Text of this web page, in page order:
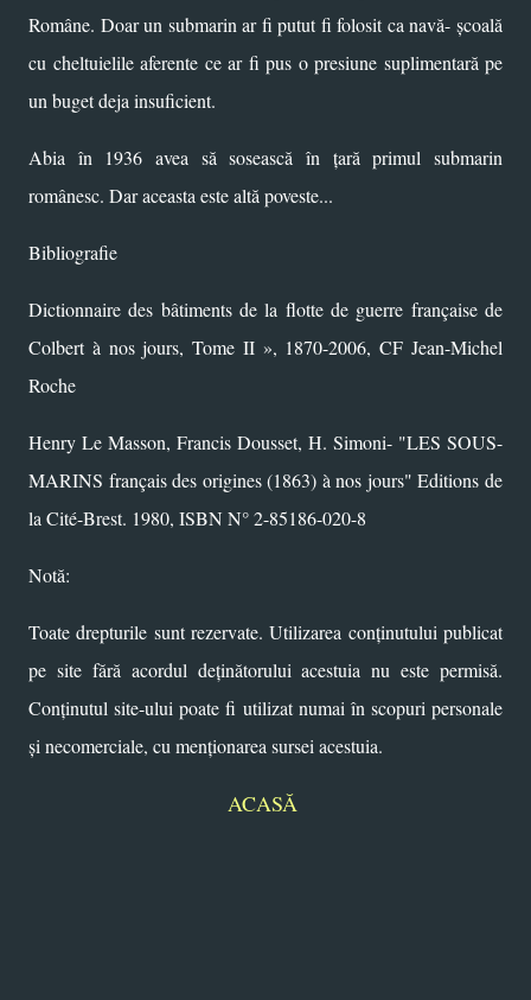
Române. Doar un submarin ar fi putut fi folosit ca navă- școală
cu cheltuielile aferente ce ar fi pus o presiune suplimentară pe
un buget deja insuficient.
Abia în 1936 avea să sosească în țară primul submarin
românesc. Dar aceasta este altă poveste...
Bibliografie
Dictionnaire des bâtiments de la flotte de guerre française de
Colbert à nos jours, Tome II », 1870-2006, CF Jean-Michel
Roche
Henry Le Masson, Francis Dousset, H. Simoni- "LES SOUS-
MARINS français des origines (1863) à nos jours" Editions de
la Cité-Brest. 1980, ISBN N° 2-85186-020-8
Notă:
Toate drepturile sunt rezervate. Utilizarea conținutului publicat
pe site fără acordul deținătorului acestuia nu este permisă.
Conținutul site-ului poate fi utilizat numai în scopuri personale
și necomerciale, cu menționarea sursei acestuia.
ACASĂ